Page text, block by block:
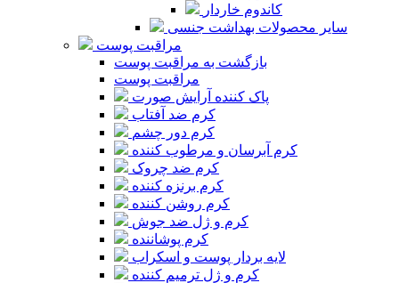
کاندوم خاردار
سایر محصولات بهداشت جنسی
مراقبت پوست
بازگشت به مراقبت پوست
مراقبت پوست
پاک کننده آرایش صورت
کرم ضد آفتاب
کرم دور چشم
کرم آبرسان و مرطوب کننده
کرم ضد چروک
کرم برنزه کننده
کرم روشن کننده
کرم و ژل ضد جوش
کرم پوشاننده
لایه بردار پوست و اسکراب
کرم و ژل ترمیم کننده